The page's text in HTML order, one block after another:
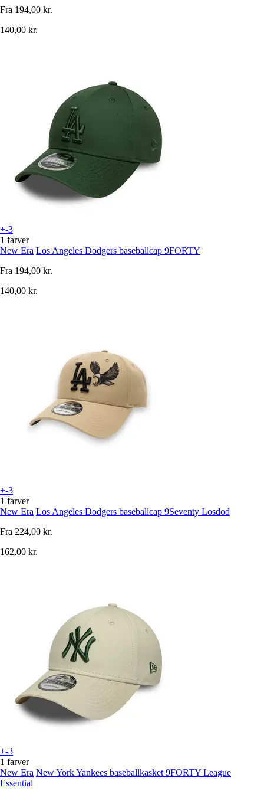
Fra 194,00 kr.
140,00 kr.
+-3
1 farver
New Era Los Angeles Dodgers baseballcap 9FORTY
Fra 194,00 kr.
140,00 kr.
+-3
1 farver
New Era Los Angeles Dodgers baseballcap 9Seventy Losdod
Fra 224,00 kr.
162,00 kr.
+-3
1 farver
New Era New York Yankees baseballkasket 9FORTY League
Essential